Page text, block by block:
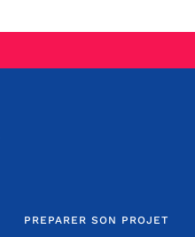
PREPARER SON PROJET